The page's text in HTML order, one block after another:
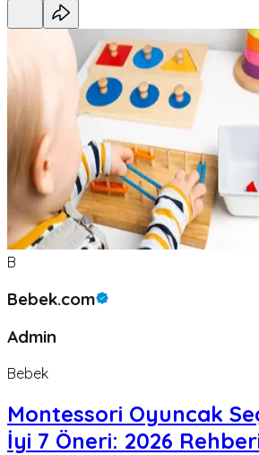
B
Bebek.com
Admin
Bebek
Montessori Oyuncak
İyi 7 Öneri: 2026